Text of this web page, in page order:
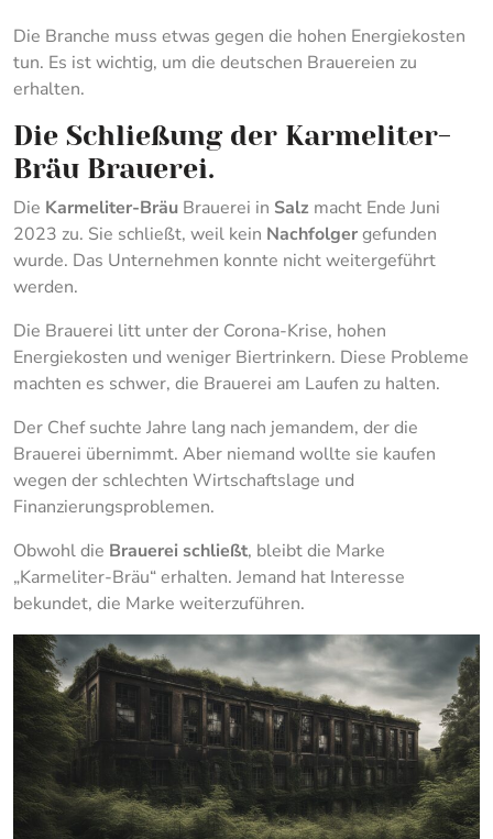
Die Branche muss etwas gegen die hohen Energiekosten
tun. Es ist wichtig, um die deutschen Brauereien zu
erhalten.
Die Schließung der Karmeliter-
Bräu Brauerei.
Die Karmeliter-Bräu Brauerei in Salz macht Ende Juni
2023 zu. Sie schließt, weil kein Nachfolgergefunden
wurde. Das Unternehmen konnte nicht weitergeführt
werden.
Die Brauerei litt unter der Corona-Krise, hohen
Energiekosten und weniger Biertrinkern. Diese Probleme
machten es schwer, die Brauerei am Laufen zu halten.
Der Chef suchte Jahre lang nach jemandem, der die
Brauerei übernimmt. Aber niemand wollte sie kaufen
wegen der schlechten Wirtschaftslage und
Finanzierungsproblemen.
Obwohl die Brauerei schließt, bleibt die Marke
„Karmeliter-Bräu“ erhalten. Jemand hat Interesse
bekundet, die Marke weiterzuführen.